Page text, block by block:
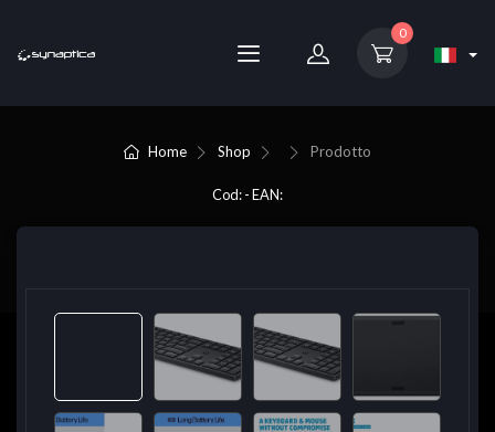
0
Home Shop Prodotto
Cod: - EAN: